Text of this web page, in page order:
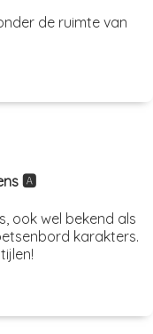
de ruimte van
🅰️
ook wel bekend als
karakters.